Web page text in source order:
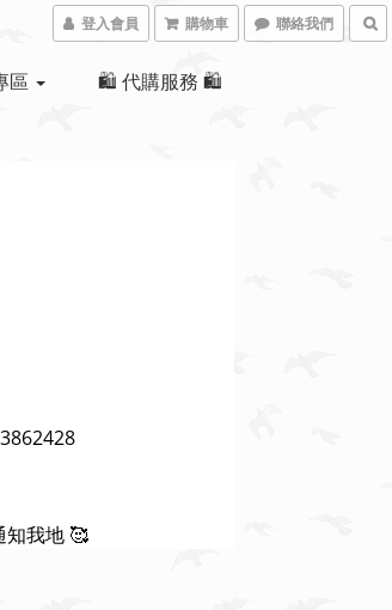
登入會員 購物車 聯絡我們
區 🛍 代購服務 🛍
知我地 🥰